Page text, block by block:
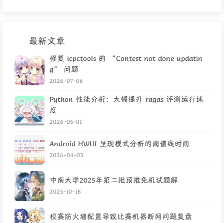
最新文章
修复 icpctools 的 “Contest not done updatin
g” 问题
2026-07-06
Python 性能分析：大幅提升 ragas 评测运行速
度
2026-05-01
Android HWUI 呈现模式分析的阈值线时间
2026-04-03
中南大学2025年第二批预推免机试题解
2025-10-18
校赛防火墙配置导致比赛机器断网问题复盘